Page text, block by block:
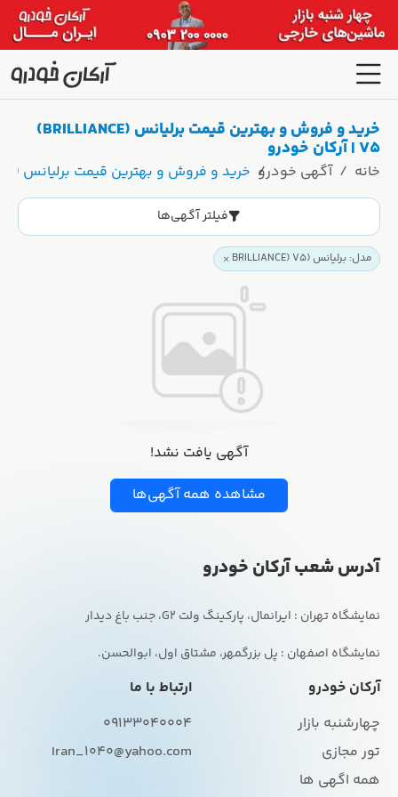
خرید و فروش و بهترین قیمت برلیانس (BRILLIANCE)
V5 | آرکان خودرو
خانه آگهی خودرو خرید و فروش و بهترین قیمت برلیانس (BRILLIANCE) V5 | آرکان خودرو
فیلتر آگهی‌ها
مدل: برلیانس (BRILLIANCE) V5
آگهی یافت نشد!
مشاهده همه آگهی‌ها
آدرس شعب آرکان خودرو
نمایشگاه اصفهان : پل بزرگمهر، مشتاق اول، ابوالحسن.
آرکان خودرو
چهارشنبه بازار
تور مجازی
همه اگهی ها
ارتباط با ما
09133040004
Iran_1040@yahoo.com